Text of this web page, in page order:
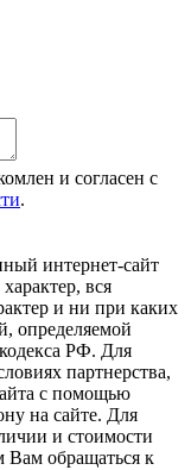
и согласен с
.
интернет-сайт
вся
и ни при каких
определяемой
РФ. Для
партнерства,
с помощью
на сайте. Для
и стоимости
Вам обращаться к